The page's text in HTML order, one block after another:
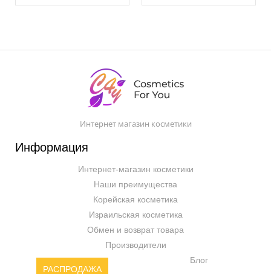
Интернет магазин косметики
Информация
Интернет-магазин косметики
Наши преимущества
Корейская косметика
Израильская косметика
Обмен и возврат товара
Производители
РАСПРОДАЖА
Блог